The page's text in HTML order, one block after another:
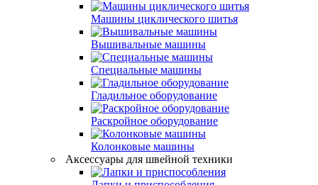
Машины циклического шитья
Вышивальные машины
Специальные машины
Гладильное оборудование
Раскройное оборудование
Колонковые машины
Аксессуары для швейной техники